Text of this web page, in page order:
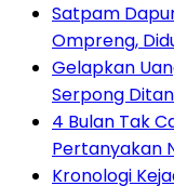
Satpam
Ompreng,
Gelapkan
Serpong
4 Bulan Tak
Pertanyakan
Kronologi